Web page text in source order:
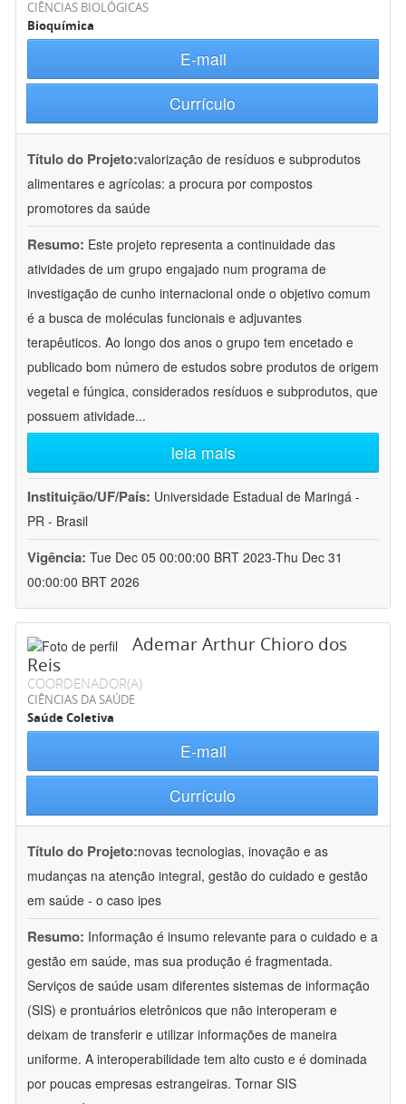
CIÊNCIAS BIOLÓGICAS
Bioquímica
E-mail
Currículo
Título do Projeto:valorização de resíduos e subprodutos
alimentares e agrícolas: a procura por compostos
promotores da saúde
Resumo: Este projeto representa a continuidade das
atividades de um grupo engajado num programa de
investigação de cunho internacional onde o objetivo comum
é a busca de moléculas funcionais e adjuvantes
terapêuticos. Ao longo dos anos o grupo tem encetado e
publicado bom número de estudos sobre produtos de origem
vegetal e fúngica, considerados resíduos e subprodutos, que
possuem atividade...
leia mais
Instituição/UF/País: Universidade Estadual de Maringá -
PR - Brasil
Vigência: Tue Dec 05 00:00:00 BRT 2023-Thu Dec 31
00:00:00 BRT 2026
Ademar Arthur Chioro dos
Reis
COORDENADOR(A)
CIÊNCIAS DA SAÚDE
Saúde Coletiva
E-mail
Currículo
Título do Projeto:novas tecnologias, inovação e as
mudanças na atenção integral, gestão do cuidado e gestão
em saúde - o caso ipes
Resumo: Informação é insumo relevante para o cuidado e a
gestão em saúde, mas sua produção é fragmentada.
Serviços de saúde usam diferentes sistemas de informação
(SIS) e prontuários eletrônicos que não interoperam e
deixam de transferir e utilizar informações de maneira
uniforme. A interoperabilidade tem alto custo e é dominada
por poucas empresas estrangeiras. Tornar SIS